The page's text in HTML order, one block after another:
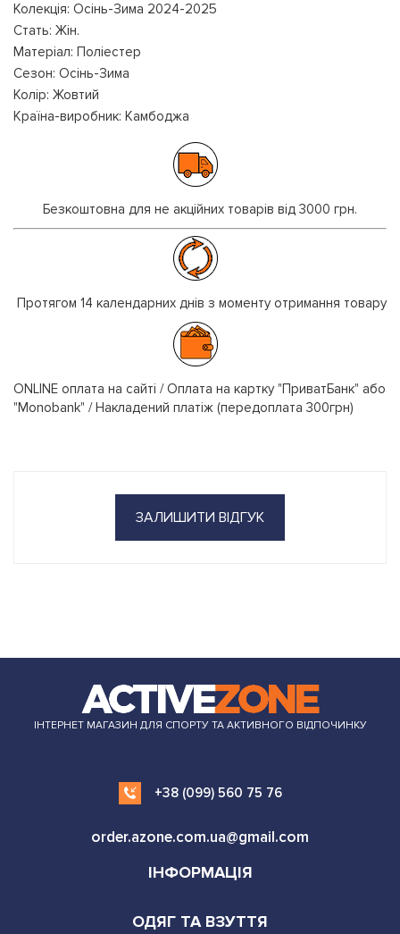
Колекція: Осінь-Зима 2024-2025
Стать: Жін.
Матеріал: Поліестер
Сезон: Осінь-Зима
Колір: Жовтий
Країна-виробник: Камбоджа
Безкоштовна для не акційних товарів від 3000 грн.
Протягом 14 календарних днів з моменту отримання товару
ONLINE оплата на сайті / Оплата на картку "ПриватБанк" або
"Monobank" / Накладений платіж (передоплата 300грн)
ЗАЛИШИТИ ВІДГУК
ІНТЕРНЕТ МАГАЗИН ДЛЯ СПОРТУ ТА АКТИВНОГО ВІДПОЧИНКУ
+38 (099) 560 75 76
order.azone.com.ua@gmail.com
ІНФОРМАЦІЯ
ОДЯГ ТА ВЗУТТЯ